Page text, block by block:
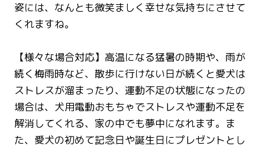
姿には、なんとも微笑ましく幸せな気持ちにさせて
くれますね。
【様々な場合対応】高温になる猛暑の時期や、雨が
続く梅雨時など、散歩に行けない日が続くと愛犬は
ストレスが溜まったり、運動不足の状態になったの
場合は、犬用電動おもちゃでストレスや運動不足を
解消してくれる、家の中でも夢中になれます。ま
た、愛犬の初めて記念日や誕生日にプレゼントとし